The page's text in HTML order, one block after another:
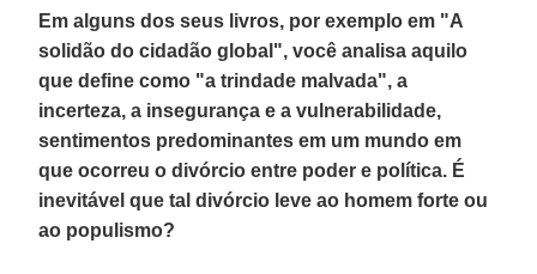
Em alguns dos seus livros, por exemplo em "A
solidão do cidadão global", você analisa aquilo
que define como "a trindade malvada", a
incerteza, a insegurança e a vulnerabilidade,
sentimentos predominantes em um mundo em
que ocorreu o divórcio entre poder e política. É
inevitável que tal divórcio leve ao homem forte ou
ao populismo?